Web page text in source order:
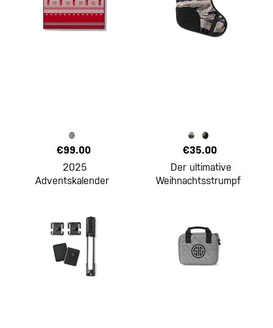
€99.00
2025
Adventskalender
€35.00
Der ultimative
Weihnachtsstrumpf